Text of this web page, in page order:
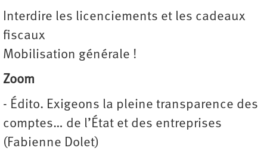
Interdire les licenciements et les cadeaux
fiscaux
Mobilisation générale !
Zoom
- Édito. Exigeons la pleine transparence des
comptes… de l’État et des entreprises
(Fabienne Dolet)